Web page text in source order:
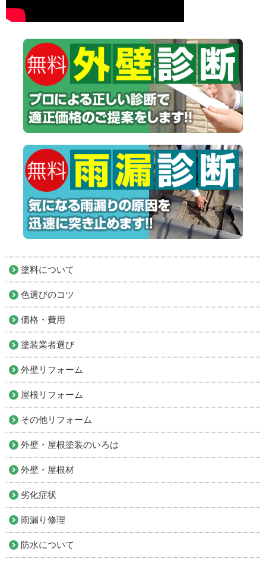
塗料について
色選びのコツ
価格・費用
塗装業者選び
外壁リフォーム
屋根リフォーム
その他リフォーム
外壁・屋根塗装のいろは
外壁・屋根材
劣化症状
雨漏り修理
防水について